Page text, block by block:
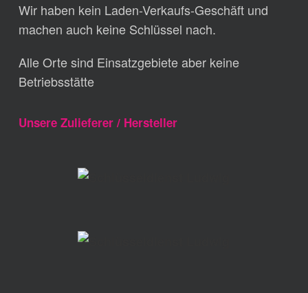
Wir haben kein Laden-Verkaufs-Geschäft und
machen auch keine Schlüssel nach.
Alle Orte sind Einsatzgebiete aber keine
Betriebsstätte
Unsere Zulieferer / Hersteller